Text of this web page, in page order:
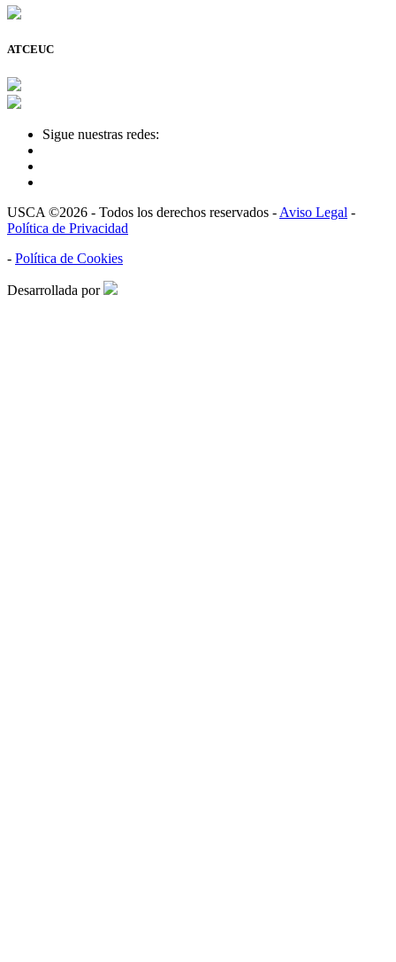
ATCEUC
Sigue nuestras redes:
USCA ©2026 - Todos los derechos reservados - Aviso Legal -
Política de Privacidad
- Política de Cookies
Desarrollada por